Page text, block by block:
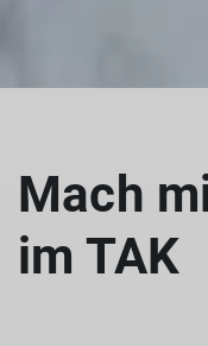
Mach
im TAK